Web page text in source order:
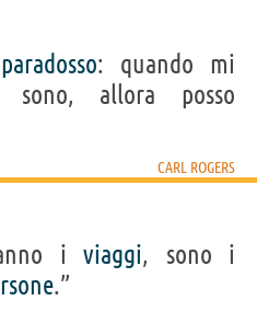
paradosso: quando mi
sono, allora posso
CARL ROGERS
iviaggi, sono i
.”